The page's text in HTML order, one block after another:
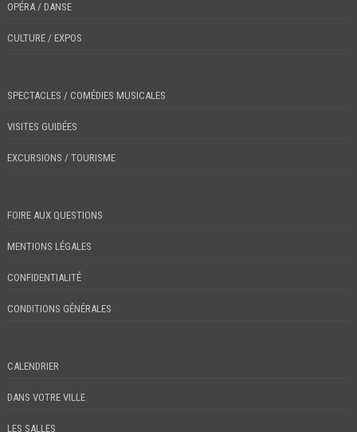
OPÉRA / DANSE
CULTURE / EXPOS
SPECTACLES / COMÉDIES MUSICALES
VISITES GUIDÉES
EXCURSIONS / TOURISME
FOIRE AUX QUESTIONS
MENTIONS LÉGALES
CONFIDENTIALITÉ
CONDITIONS GÉNÉRALES
CALENDRIER
DANS VOTRE VILLE
LES SALLES